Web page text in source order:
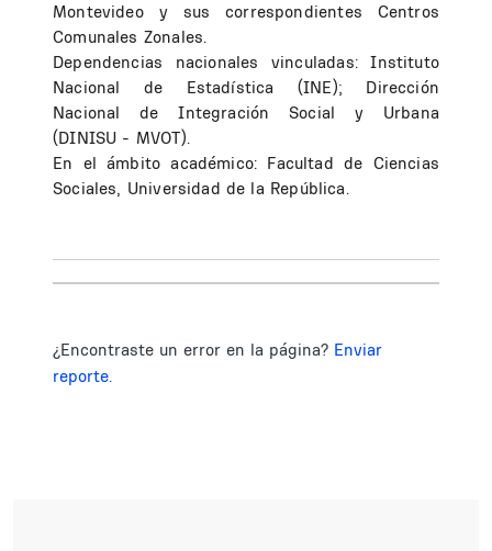
Montevideo y sus correspondientes Centros
Comunales Zonales.
Dependencias nacionales vinculadas: Instituto
Nacional de Estadística (INE); Dirección
Nacional de Integración Social y Urbana
(DINISU - MVOT).
En el ámbito académico: Facultad de Ciencias
Sociales, Universidad de la República.
¿Encontraste un error en la página? Enviar
reporte.